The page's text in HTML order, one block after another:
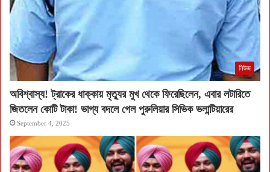
নিউজ
অবিশ্বাস্য! ট্রাকের ধাক্কায় মৃত্যুর মুখ থেকে ফিরেছিলেন, এবার লটারিতে
জিতলেন কোটি টাকা! ভাগ্য বদলে গেল পুরুলিয়ার সিভিক ভলান্টিয়ারের
September 4, 2025